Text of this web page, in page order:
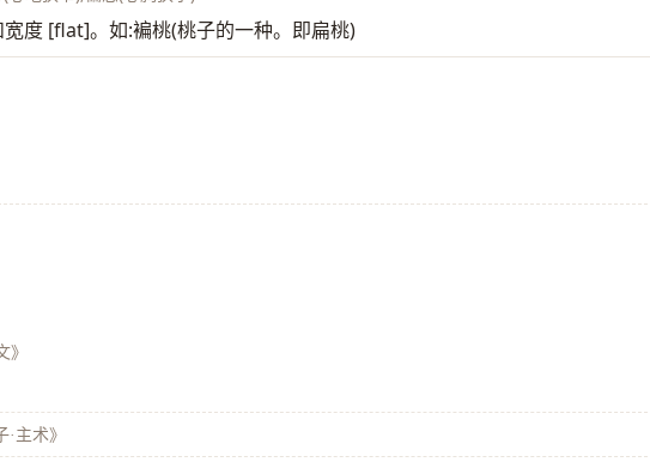
宽度 [flat]。如:褊桃(桃子的一种。即扁桃)
》
·主术》